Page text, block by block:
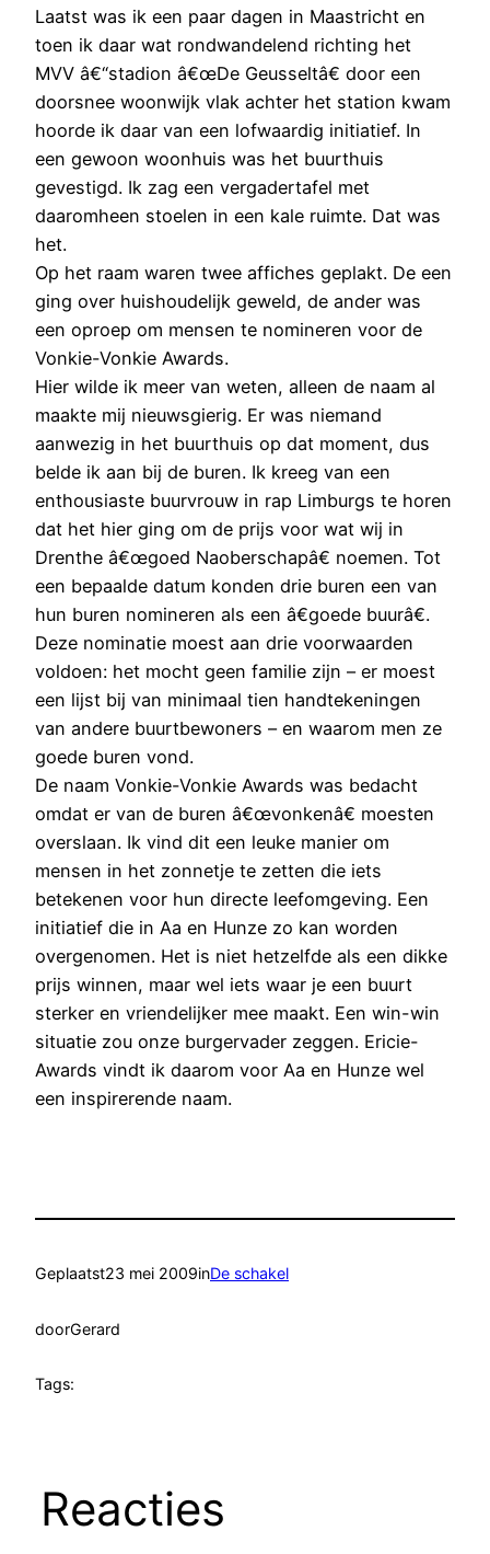
Laatst was ik een paar dagen in Maastricht en
toen ik daar wat rondwandelend richting het
MVV â€“stadion â€œDe Geusseltâ€ door een
doorsnee woonwijk vlak achter het station kwam
hoorde ik daar van een lofwaardig initiatief. In
een gewoon woonhuis was het buurthuis
gevestigd. Ik zag een vergadertafel met
daaromheen stoelen in een kale ruimte. Dat was
het.
Op het raam waren twee affiches geplakt. De een
ging over huishoudelijk geweld, de ander was
een oproep om mensen te nomineren voor de
Vonkie-Vonkie Awards.
Hier wilde ik meer van weten, alleen de naam al
maakte mij nieuwsgierig. Er was niemand
aanwezig in het buurthuis op dat moment, dus
belde ik aan bij de buren. Ik kreeg van een
enthousiaste buurvrouw in rap Limburgs te horen
dat het hier ging om de prijs voor wat wij in
Drenthe â€œgoed Naoberschapâ€ noemen. Tot
een bepaalde datum konden drie buren een van
hun buren nomineren als een â€goede buurâ€.
Deze nominatie moest aan drie voorwaarden
voldoen: het mocht geen familie zijn – er moest
een lijst bij van minimaal tien handtekeningen
van andere buurtbewoners – en waarom men ze
goede buren vond.
De naam Vonkie-Vonkie Awards was bedacht
omdat er van de buren â€œvonkenâ€ moesten
overslaan. Ik vind dit een leuke manier om
mensen in het zonnetje te zetten die iets
betekenen voor hun directe leefomgeving. Een
initiatief die in Aa en Hunze zo kan worden
overgenomen. Het is niet hetzelfde als een dikke
prijs winnen, maar wel iets waar je een buurt
sterker en vriendelijker mee maakt. Een win-win
situatie zou onze burgervader zeggen. Ericie-
Awards vindt ik daarom voor Aa en Hunze wel
een inspirerende naam.
Geplaatst23 mei 2009inDe schakel
doorGerard
Tags:
Reacties